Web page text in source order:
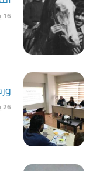
16 يونيو، 2014
26 يوليو، 2018